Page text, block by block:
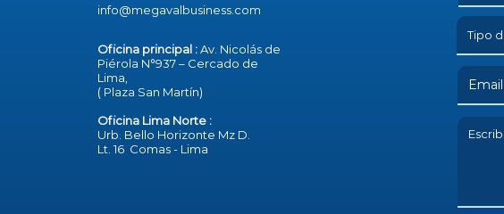
info@megavalbusiness.com
Oficina principal :Av. Nicolás de
Piérola N°937 – Cercado de
Lima,
( Plaza San Martín)
Oficina Lima Norte :
Urb. Bello Horizonte Mz D.
Lt. 16 Comas - Lima